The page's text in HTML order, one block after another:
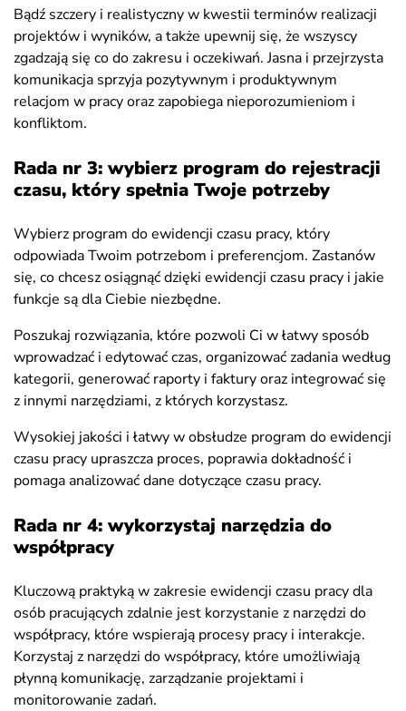
Bądź szczery i realistyczny w kwestii terminów realizacji
projektów i wyników, a także upewnij się, że wszyscy
zgadzają się co do zakresu i oczekiwań. Jasna i przejrzysta
komunikacja sprzyja pozytywnym i produktywnym
relacjom w pracy oraz zapobiega nieporozumieniom i
konfliktom.
Rada nr 3: wybierz program do rejestracji
czasu, który spełnia Twoje potrzeby
Wybierz program do ewidencji czasu pracy, który
odpowiada Twoim potrzebom i preferencjom. Zastanów
się, co chcesz osiągnąć dzięki ewidencji czasu pracy i jakie
funkcje są dla Ciebie niezbędne.
Poszukaj rozwiązania, które pozwoli Ci w łatwy sposób
wprowadzać i edytować czas, organizować zadania według
kategorii, generować raporty i faktury oraz integrować się
z innymi narzędziami, z których korzystasz.
Wysokiej jakości i łatwy w obsłudze program do ewidencji
czasu pracy upraszcza proces, poprawia dokładność i
pomaga analizować dane dotyczące czasu pracy.
Rada nr 4: wykorzystaj narzędzia do
współpracy
Kluczową praktyką w zakresie ewidencji czasu pracy dla
osób pracujących zdalnie jest korzystanie z narzędzi do
współpracy, które wspierają procesy pracy i interakcje.
Korzystaj z narzędzi do współpracy, które umożliwiają
płynną komunikację, zarządzanie projektami i
monitorowanie zadań.